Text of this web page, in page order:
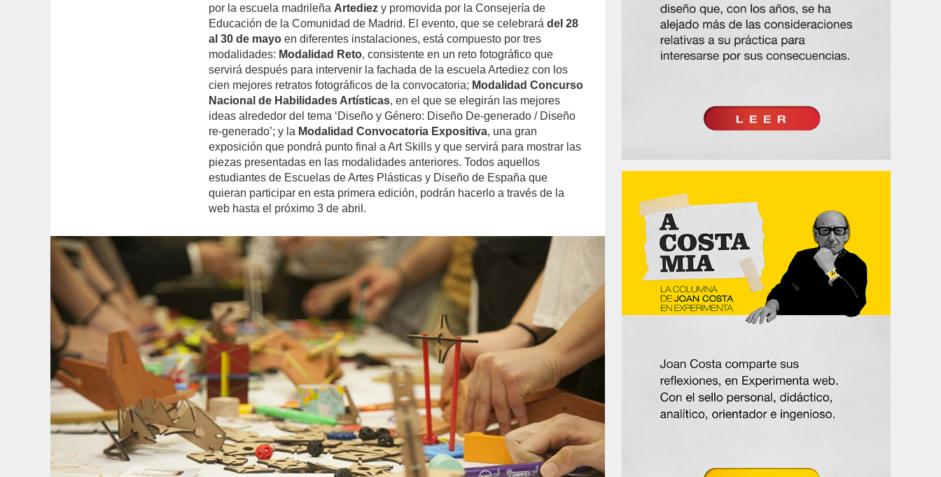
por la escuela madrileña Artediez y promovida por la Consejería de
Educación de la Comunidad de Madrid. El evento, que se celebrarádel 28
al 30 de mayo en diferentes instalaciones, está compuesto por tres
modalidades: Modalidad Reto, consistente en un reto fotográfico que
servirá después para intervenir la fachada de la escuela Artediez con los
cien mejores retratos fotográficos de la convocatoria; Modalidad Concurso
Nacional de Habilidades Artísticas, en el que se elegirán las mejores
ideas alrededor del tema ‘Diseño y Género: Diseño De-generado / Diseño
re-generado’; y la Modalidad Convocatoria Expositiva, una gran
exposición que pondrá punto final a Art Skills y que servirá para mostrar las
piezas presentadas en las modalidades anteriores. Todos aquellos
estudiantes de Escuelas de Artes Plásticas y Diseño de España que
quieran participar en esta primera edición, podrán hacerlo a través de la
web hasta el próximo 3 de abril.